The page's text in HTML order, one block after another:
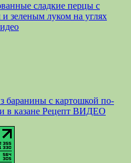
сладкие перцы с
и зеленым луком на углях
баранины с картошкой по-
в казане Рецепт ВИДЕО